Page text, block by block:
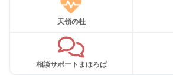
天領の杜
相談サポートまほろば